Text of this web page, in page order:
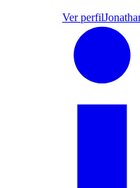
Ver perfil